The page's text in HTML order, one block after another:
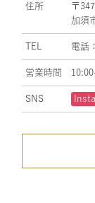
住所
〒
加須
TEL 電話
営業時間
SNS